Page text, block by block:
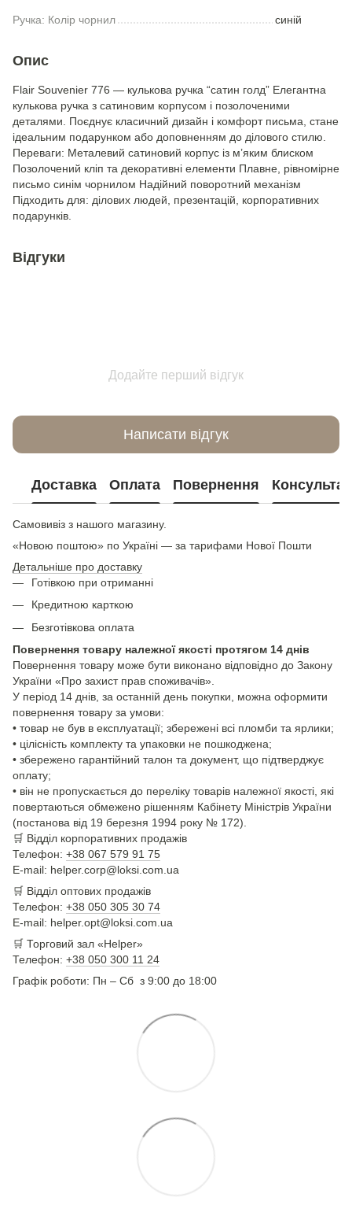
Ручка: Колір чорнил синій
Опис
Flair Souvenier 776 — кулькова ручка “сатин голд” Елегантна
кулькова ручка з сатиновим корпусом і позолоченими
деталями. Поєднує класичний дизайн і комфорт письма, стане
ідеальним подарунком або доповненням до ділового стилю.
Переваги: Металевий сатиновий корпус із м’яким блиском
Позолочений кліп та декоративні елементи Плавне, рівномірне
письмо синім чорнилом Надійний поворотний механізм
Підходить для: ділових людей, презентацій, корпоративних
подарунків.
Відгуки
Додайте перший відгук
Написати відгук
Доставка Оплата Повернення
Самовивіз з нашого магазину.
«Новою поштою» по Україні — за тарифами Нової Пошти
Детальніше про доставку
Готівкою при отриманні
Кредитною карткою
Безготівкова оплата
Повернення товару належної якості протягом 14 днів
Повернення товару може бути виконано відповідно до Закону
України «Про захист прав споживачів».
У період 14 днів, за останній день покупки, можна оформити
повернення товару за умови:
• товар не був в експлуатації; збережені всі пломби та ярлики;
• цілісність комплекту та упаковки не пошкоджена;
• збережено гарантійний талон та документ, що підтверджує
оплату;
• він не пропускається до переліку товарів належної якості, які
повертаються обмежено рішенням Кабінету Міністрів України
(постанова від 19 березня 1994 року № 172).
🛒 Відділ корпоративних продажів
Телефон: +38 067 579 91 75
E-mail: helper.corp@loksi.com.ua
🛒 Відділ оптових продажів
Телефон: +38 050 305 30 74
E-mail: helper.opt@loksi.com.ua
🛒 Торговий зал «Helper»
Телефон: +38 050 300 11 24
Графік роботи: Пн – Сб з 9:00 до 18:00